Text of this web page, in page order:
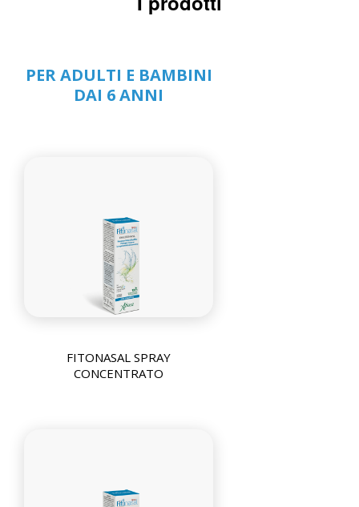
PER ADULTI E BAMBINI
DAI 6 ANNI
FITONASAL SPRAY
CONCENTRATO